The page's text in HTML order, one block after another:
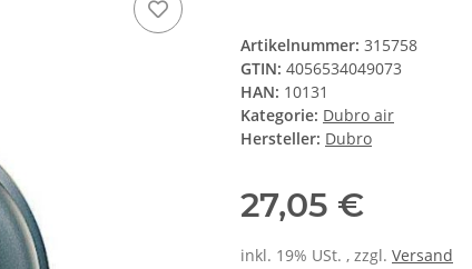
Artikelnummer: 315758
GTIN: 4056534049073
HAN: 10131
Kategorie: Dubro air
Hersteller: Dubro
27,05 €
inkl. 19% USt. , zzgl. Versand